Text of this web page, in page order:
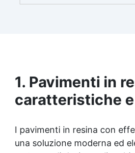
brillante e uniforme in
1. Pavimenti in
caratteristiche
I pavimenti in resina con
una soluzione moderna ed